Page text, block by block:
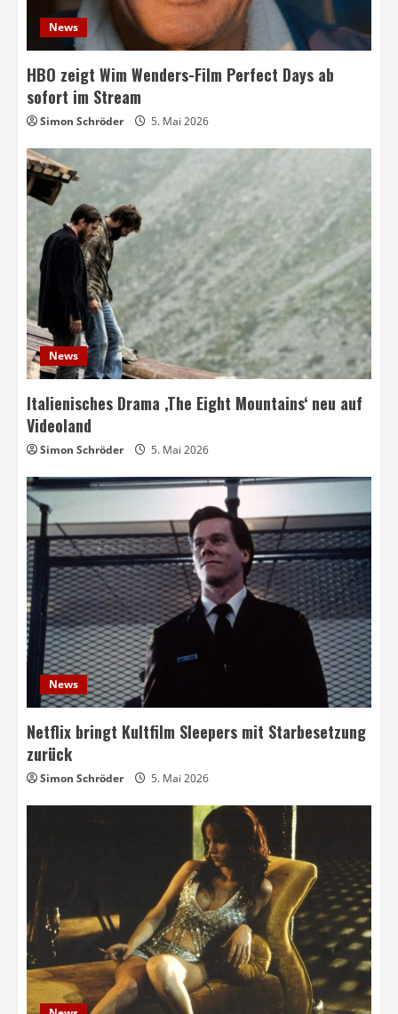
News
HBO zeigt Wim Wenders-Film Perfect Days ab
sofort im Stream
Simon Schröder 5. Mai 2026
News
Italienisches Drama ‚The Eight Mountains‘ neu auf
Videoland
Simon Schröder 5. Mai 2026
News
Netflix bringt Kultfilm Sleepers mit Starbesetzung
zurück
Simon Schröder 5. Mai 2026